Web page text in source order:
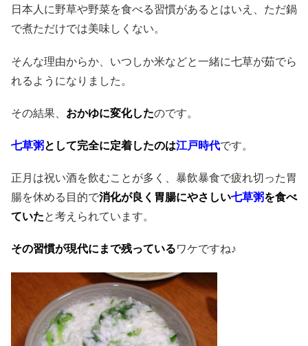
日本人に野草や野菜を食べる習慣があるとはいえ、ただ鍋
で煮ただけでは美味しくない。
そんな理由からか、いつしか米などと一緒に七草が茹でら
れるようになりました。
その結果、 おかゆに変化したのです。
七草粥として完全に定着したのは江戸時代です。
正月は祝い酒を飲むことが多く、暴飲暴食で疲れ切った胃
腸を休める目的で消化が良く胃腸にやさしい七草粥を食べ
ていたと考えられています。
その習慣が現代にまで残っているワケですね♪